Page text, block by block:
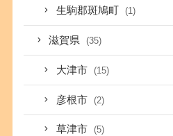
生駒郡斑鳩町 (1)
滋賀県 (35)
大津市 (15)
彦根市 (2)
草津市 (5)